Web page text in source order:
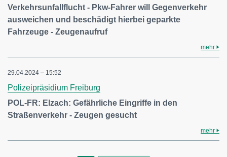
Verkehrsunfallflucht - Pkw-Fahrer will Gegenverkehr
ausweichen und beschädigt hierbei geparkte
Fahrzeuge - Zeugenaufruf
mehr
29.04.2024 – 15:52
Polizeipräsidium Freiburg
POL-FR: Elzach: Gefährliche Eingriffe in den
Straßenverkehr - Zeugen gesucht
mehr